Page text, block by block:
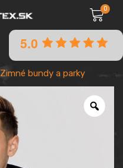
0
5.0
Zimné bundy a parky